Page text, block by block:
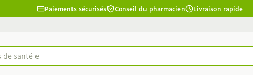
Paiements sécurisés Conseil du pharmacien Livraison rapide
santé essentiels